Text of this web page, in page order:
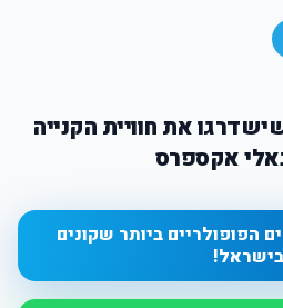
את חוויית הקנייה
אקספרס
הפופולריים ביותר שקונים
בישראל!